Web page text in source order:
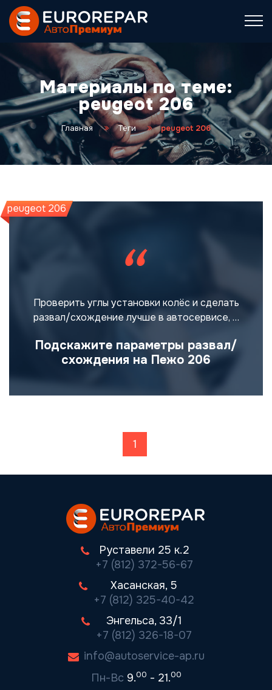
Материалы по теме:
peugeot 206
Главная Теги peugeot 206
peugeot 206
Проверить углы установки колёс и сделать
развал/схождение лучше в автосервисе, …
Подскажите параметры развал/
схождения на Пежо 206
Posts navigation
Страница
1
Руставели 25 к.2
+7 (812) 372-56-67
Хасанская, 5
+7 (812) 325-40-42
Энгельса, 33/1
+7 (812) 326-18-07
info@autoservice-ap.ru
Пн-Вс 9.00 - 21.00